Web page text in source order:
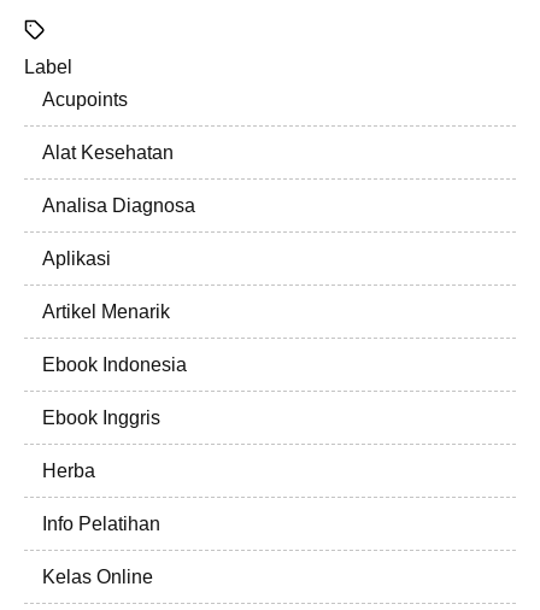
Label
Acupoints
Alat Kesehatan
Analisa Diagnosa
Aplikasi
Artikel Menarik
Ebook Indonesia
Ebook Inggris
Herba
Info Pelatihan
Kelas Online